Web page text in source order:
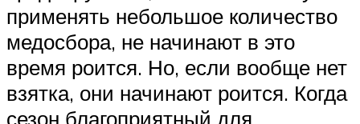
применять небольшое количество
медосбора, не начинают в это
время роится. Но, если вообще нет
взятка, они начинают роится. Когда
сезон благоприятный для